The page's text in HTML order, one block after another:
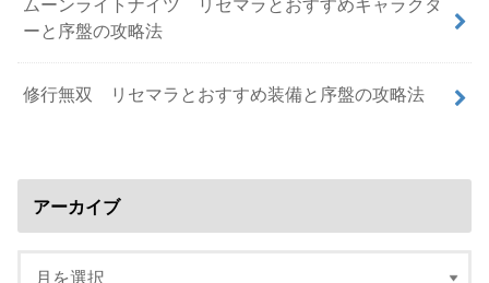
ムーンライトナイツ リセマラとおすすめキャラクタ
ーと序盤の攻略法
修行無双 リセマラとおすすめ装備と序盤の攻略法
アーカイブ